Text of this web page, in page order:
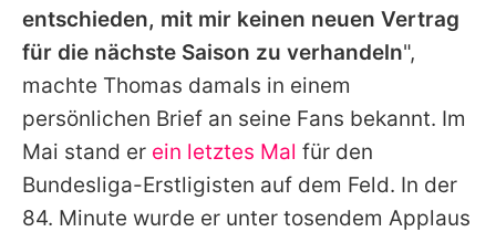
entschieden, mit mir keinen neuen Vertrag
für die nächste Saison zu verhandeln",
machte Thomas damals in einem
persönlichen Brief an seine Fans bekannt. Im
Mai stand er ein letztes Mal für den
Bundesliga-Erstligisten auf dem Feld. In der
84. Minute wurde er unter tosendem Applaus